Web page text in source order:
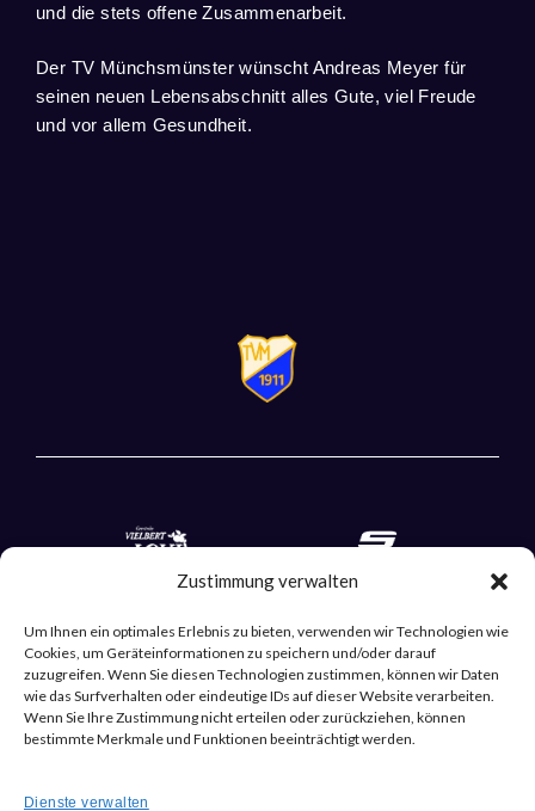
Zustimmung verwalten
Um Ihnen ein optimales Erlebnis zu bieten, verwenden wir Technologien wie
Cookies, um Geräteinformationen zu speichern und/oder darauf
zuzugreifen. Wenn Sie diesen Technologien zustimmen, können wir Daten
wie das Surfverhalten oder eindeutige IDs auf dieser Website verarbeiten.
Wenn Sie Ihre Zustimmung nicht erteilen oder zurückziehen, können
bestimmte Merkmale und Funktionen beeinträchtigt werden.
Dienste verwalten
und die stets offene Zusammenarbeit.
Der TV Münchsmünster wünscht Andreas Meyer für
seinen neuen Lebensabschnitt alles Gute, viel Freude
und vor allem Gesundheit.